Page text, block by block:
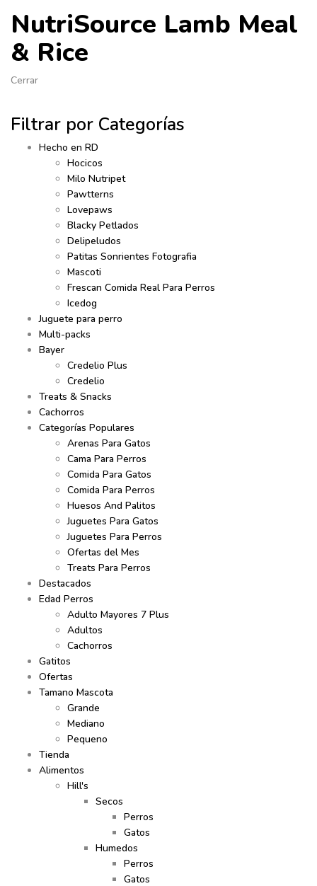
NutriSource Lamb Meal
& Rice
Cerrar
Filtrar por Categorías
Hecho en RD
Hocicos
Milo Nutripet
Pawtterns
Lovepaws
Blacky Petlados
Delipeludos
Patitas Sonrientes Fotografia
Mascoti
Frescan Comida Real Para Perros
Icedog
Juguete para perro
Multi-packs
Bayer
Credelio Plus
Credelio
Treats & Snacks
Cachorros
Categorías Populares
Arenas Para Gatos
Cama Para Perros
Comida Para Gatos
Comida Para Perros
Huesos And Palitos
Juguetes Para Gatos
Juguetes Para Perros
Ofertas del Mes
Treats Para Perros
Destacados
Edad Perros
Adulto Mayores 7 Plus
Adultos
Cachorros
Gatitos
Ofertas
Tamano Mascota
Grande
Mediano
Pequeno
Tienda
Alimentos
Hill's
Secos
Perros
Gatos
Humedos
Perros
Gatos